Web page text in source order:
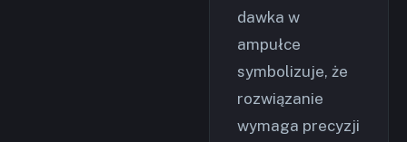
dawka w
ampułce
symbolizuje, że
rozwiązanie
wymaga precyzji